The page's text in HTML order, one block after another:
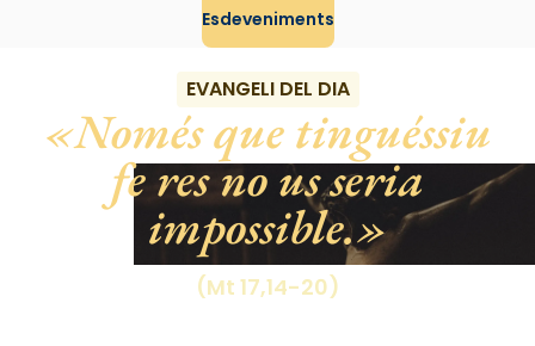
Share
Esdeveniments
EVANGELI DEL DIA
Només que tinguéssiu
fe res no us seria
impossible.
(Mt 17,14-20)